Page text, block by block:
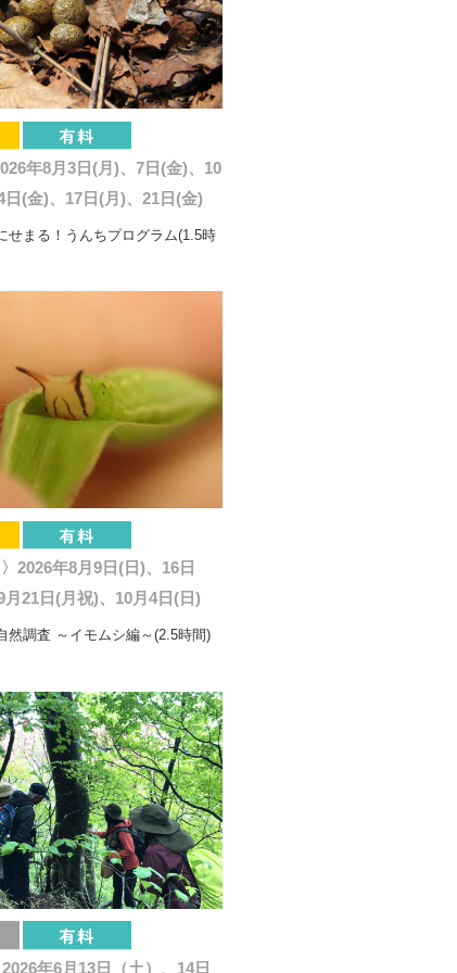
年8月3日(月)、7日(金)、10
日(金)、17日(月)、21日(金)
せまる！うんちプログラム(1.5時
〉2026年8月9日(日)、16日
月21日(月祝)、10月4日(日)
然調査 ～イモムシ編～(2.5時間)
2026年6月13日（土）、14日